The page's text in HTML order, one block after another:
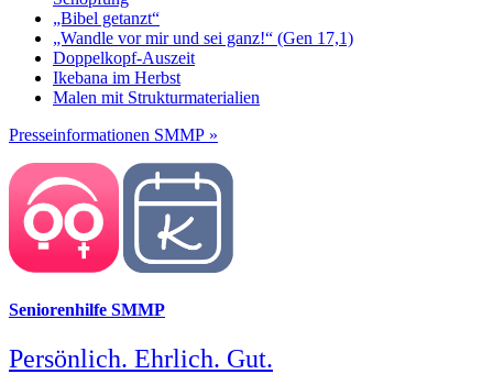
„Bibel getanzt“
„Wandle vor mir und sei ganz!“ (Gen 17,1)
Doppelkopf-Auszeit
Ikebana im Herbst
Malen mit Strukturmaterialien
Presseinformationen SMMP »
Seniorenhilfe SMMP
Persönlich. Ehrlich. Gut.